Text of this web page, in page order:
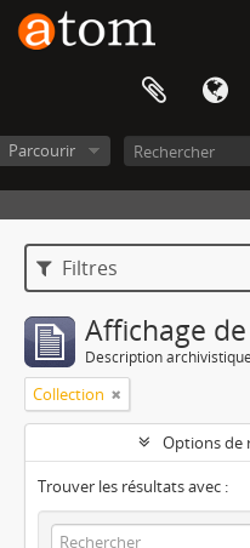
Parcourir
Filtres
Affichage
Description archivistique
Collection
Options de
Trouver les résultats avec :